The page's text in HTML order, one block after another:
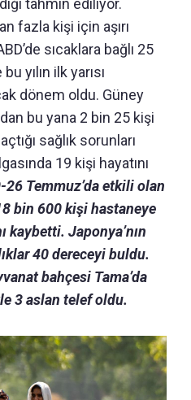
tahmin ediliyor.
fazla kişi için aşırı
sıcaklara bağlı 25
yılın ilk yarısı
dönem oldu. Güney
bu yana 2 bin 25 kişi
sağlık sorunları
19 kişi hayatını
26 Temmuz’da etkili olan
bin 600 kişi hastaneye
kaybetti. Japonya’nın
40 dereceyi buldu.
bahçesi Tama’da
3 aslan telef oldu.